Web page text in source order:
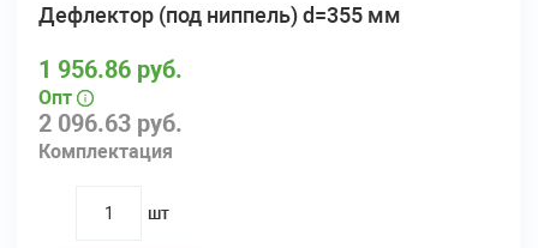
Дефлектор (под ниппель) d=355 мм
2 096.63 руб.
Комплектация
1 956.86 руб.
Опт
quantity
шт